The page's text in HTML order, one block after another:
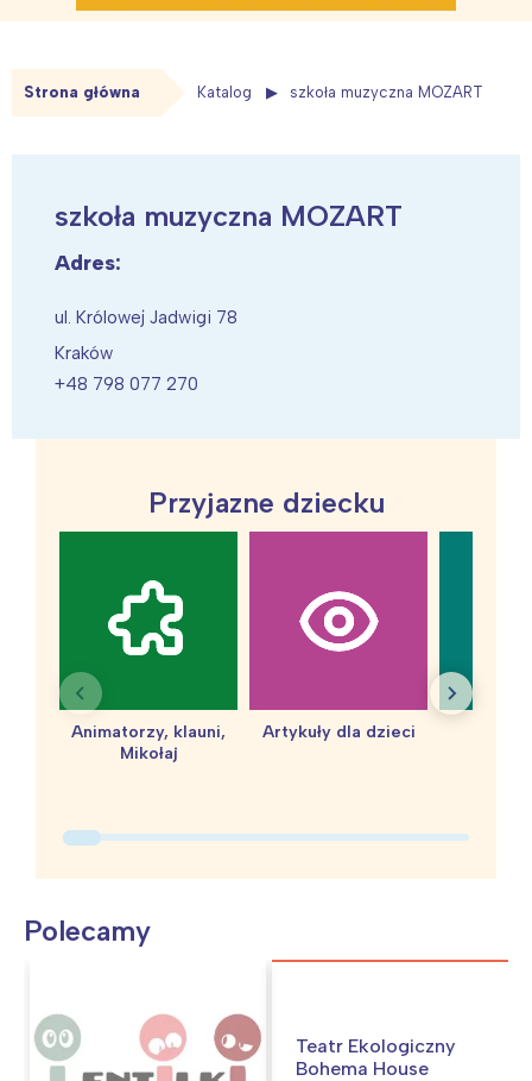
Strona główna Katalog szkoła muzyczna MOZART
szkoła muzyczna MOZART
Adres:
ul. Królowej Jadwigi 78
Kraków
+48 798 077 270
Przyjazne dziecku
Animatorzy, klauni,
Mikołaj
Artykuły dla dzieci
Polecamy
Teatr Ekologiczny
Bohema House